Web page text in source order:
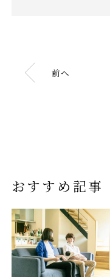
前へ
おすすめ記事